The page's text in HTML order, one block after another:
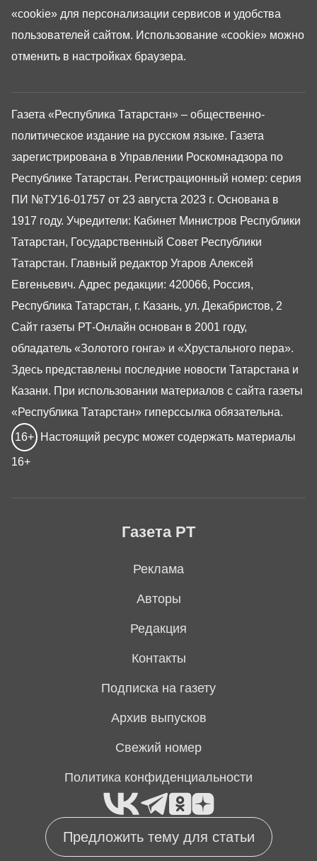
Предложить тему для статьи
Газета РТ
Реклама
Авторы
Редакция
Контакты
Подписка на газету
Архив выпусков
Свежий номер
Политика конфиденциальности
Газета «Республика Татарстан» – общественно-
политическое издание на русском языке. Газета
зарегистрирована в Управлении Роскомнадзора по
Республике Татарстан. Регистрационный номер: серия
ПИ №ТУ16-01757 от 23 августа 2023 г. Основана в
1917 году. Учредители: Кабинет Министров Республики
Татарстан, Государственный Совет Республики
Татарстан. Главный редактор Угаров Алексей
Евгеньевич. Адрес редакции: 420066, Россия,
Республика Татарстан, г. Казань, ул. Декабристов, 2
Сайт газеты РТ-Онлайн основан в 2001 году,
обладатель «Золотого гонга» и «Хрустального пера».
Здесь представлены последние новости Татарстана и
Казани. При использовании материалов с сайта газеты
«Республика Татарстан» гиперссылка обязательна.
16+ Настоящий ресурс может содержать материалы
16+
«cookie» для персонализации сервисов и удобства
пользователей сайтом. Использование «cookie» можно
отменить в настройках браузера.